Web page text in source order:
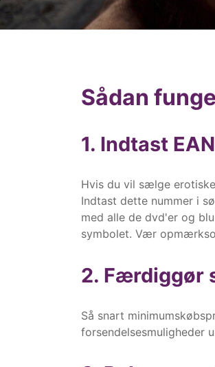
Sådan
1. Indtast
Hvis du vil sælge
Indtast dette nummer i
med alle de dvd'er og
symbolet. Vær
2. Færdiggør
Så snart
forsendelsesmuligheder